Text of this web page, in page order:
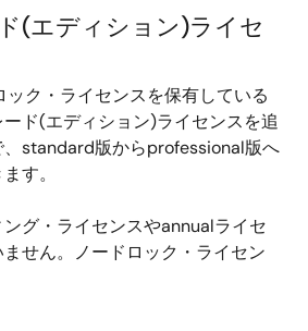
(エディション)ライセ
ク・ライセンスを保有している
ド(エディション)ライセンスを追
、standard版からprofessional版へ
す。
グ・ライセンスやannualライセ
せん。ノードロック・ライセン